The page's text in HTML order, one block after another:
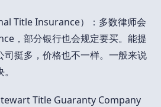
Title Insurance）：多数律师会
，部分银行也会规定要买。能提
挺多，价格也不一样。一般来说
Title Guaranty Company